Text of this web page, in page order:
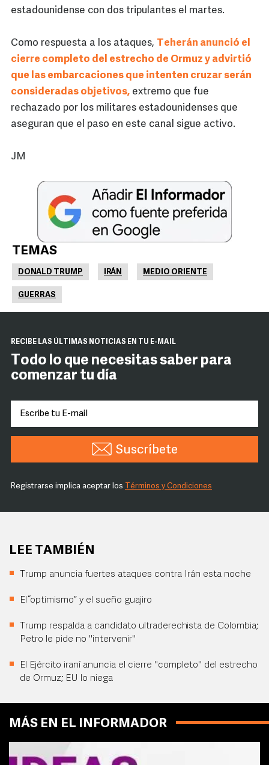
estadounidense con dos tripulantes el martes.
Como respuesta a los ataques, Teherán anunció el
cierre completo del estrecho de Ormuz y advirtió
que las embarcaciones que intenten cruzar serán
consideradas objetivos, extremo que fue
rechazado por los militares estadounidenses que
aseguran que el paso en este canal sigue activo.
JM
TEMAS
DONALD TRUMP IRÁN MEDIO ORIENTE
GUERRAS
RECIBE LAS ÚLTIMAS NOTICIAS EN TU E-MAIL
Todo lo que necesitas saber para
comenzar tu día
Suscríbete
Registrarse implica aceptar los Términos y Condiciones
LEE TAMBIÉN
Trump anuncia fuertes ataques contra Irán esta noche
El “optimismo” y el sueño guajiro
Trump respalda a candidato ultraderechista de Colombia;
Petro le pide no "intervenir"
El Ejército iraní anuncia el cierre "completo" del estrecho
de Ormuz; EU lo niega
MÁS EN EL INFORMADOR